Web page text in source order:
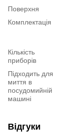
Поверхня
Комплектація
Кількість
приборів
Підходить для
миття в
посудомийній
машині
Відгуки